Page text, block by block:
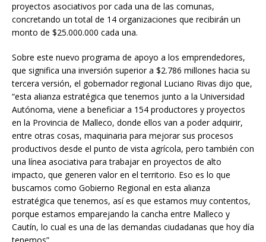
proyectos asociativos por cada una de las comunas,
concretando un total de 14 organizaciones que recibirán un
monto de $25.000.000 cada una.
Sobre este nuevo programa de apoyo a los emprendedores,
que significa una inversión superior a $2.786 millones hacia su
tercera versión, el gobernador regional Luciano Rivas dijo que,
“esta alianza estratégica que tenemos junto a la Universidad
Autónoma, viene a beneficiar a 154 productores y proyectos
en la Provincia de Malleco, donde ellos van a poder adquirir,
entre otras cosas, maquinaria para mejorar sus procesos
productivos desde el punto de vista agrícola, pero también con
una línea asociativa para trabajar en proyectos de alto
impacto, que generen valor en el territorio. Eso es lo que
buscamos como Gobierno Regional en esta alianza
estratégica que tenemos, así es que estamos muy contentos,
porque estamos emparejando la cancha entre Malleco y
Cautín, lo cual es una de las demandas ciudadanas que hoy día